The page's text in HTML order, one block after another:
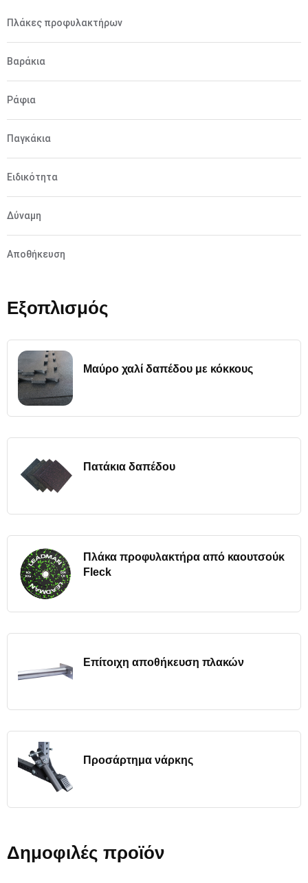
Πλάκες προφυλακτήρων
Βαράκια
Ράφια
Παγκάκια
Ειδικότητα
Δύναμη
Αποθήκευση
Εξοπλισμός
Μαύρο χαλί δαπέδου με κόκκους
Πατάκια δαπέδου
Πλάκα προφυλακτήρα από καουτσούκ
Fleck
Επίτοιχη αποθήκευση πλακών
Προσάρτημα νάρκης
Δημοφιλές προϊόν